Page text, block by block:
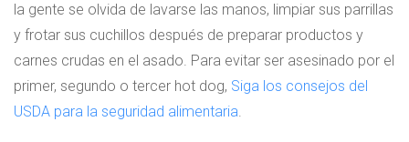
la gente se olvida de lavarse las manos, limpiar sus parrillas
y frotar sus cuchillos después de preparar productos y
carnes crudas en el asado. Para evitar ser asesinado por el
primer, segundo o tercer hot dog, Siga los consejos del
USDA para la seguridad alimentaria.